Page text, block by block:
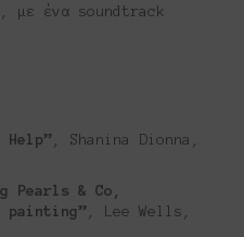
με ένα soundtrack
Help” , Shanina Dionna,
Pearls & Co,
painting” , Lee Wells,